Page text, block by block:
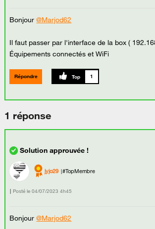
Bonjour@Marjod62
Il faut passer par l'interface de la box (
Équipements connectés et WiFi
Répondre 1
1 réponse
jyjo29 #TopMembre
Posté le ‎04/07/2023 4h45
Bonjour@Marjod62